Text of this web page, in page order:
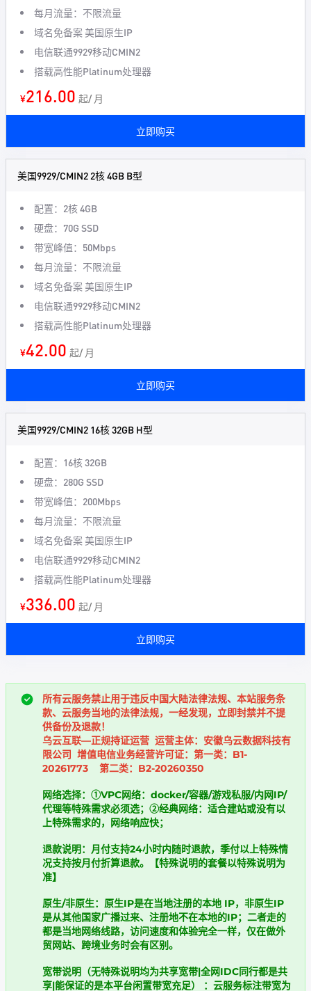
每月流量：不限流量
域名免备案 美国原生IP
电信联通9929移动CMIN2
搭载高性能Platinum处理器
¥216.00 起/ 月
立即购买
美国9929/CMIN2 2核 4GB B型
配置：2核 4GB
硬盘：70G SSD
带宽峰值：50Mbps
每月流量：不限流量
域名免备案 美国原生IP
电信联通9929移动CMIN2
搭载高性能Platinum处理器
¥42.00 起/ 月
立即购买
美国9929/CMIN2 16核 32GB H型
配置：16核 32GB
硬盘：280G SSD
带宽峰值：200Mbps
每月流量：不限流量
域名免备案 美国原生IP
电信联通9929移动CMIN2
搭载高性能Platinum处理器
¥336.00 起/ 月
立即购买
所有云服务禁止用于违反中国大陆法律法规、本站服务条
款、云服务当地的法律法规，一经发现，立即封禁并不提
供备份及退款！
乌云互联—正规持证运营 运营主体：安徽乌云数据科技有
限公司 增值电信业务经营许可证：第一类：B1-
20261773 第二类：B2-20260350
网络选择：①VPC网络：docker/容器/游戏私服/内网IP/
代理等特殊需求必须选；②经典网络：适合建站或没有以
上特殊需求的，网络响应快；
退款说明：月付支持24小时内随时退款，季付以上特殊情
况支持按月付折算退款。【特殊说明的套餐以特殊说明为
准】
原生/非原生：原生IP是在当地注册的本地 IP，非原生IP
是从其他国家广播过来、注册地不在本地的IP；二者走的
都是当地网络线路，访问速度和体验完全一样，仅在做外
贸网站、跨境业务时会有区别。
宽带说明（无特殊说明均为共享宽带|全网IDC同行都是共
享|能保证的是本平台闲置带宽充足） ​：云服务标注带宽为